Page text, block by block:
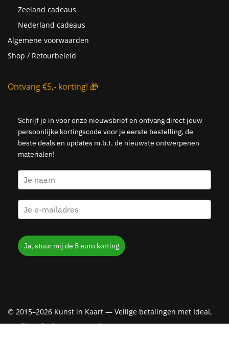
Zeeland cadeaus
Nederland cadeaus
Algemene voorwaarden
Shop / Retourbeleid
Ontvang €5,- korting! 🎁
Schrijf je in voor onze nieuwsbrief en ontvang direct jouw
persoonlijke kortingscode voor je eerste bestelling, de
beste deals en updates m.b.t. de nieuwste ontwerpenen
materialen!
Ja, stuur mij de 5 euro korting
© 2015–2026 Kunst in Kaart — Veilige betalingen met Ideal,
Creditcard, Klarna & PayPal